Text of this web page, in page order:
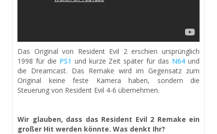
Das Original von Resident Evil 2 erschien ursprünglich
1998 für die PS1 und kurze Zeit später für das N64 und
die Dreamcast. Das Remake wird im Gegensatz zum
Original keine feste Kamera haben, sondern die
Steuerung von Resident Evil 4-6 übernehmen.
Wir glauben, dass das Resident Evil 2 Remake ein
großer Hit werden könnte. Was denkt Ihr?